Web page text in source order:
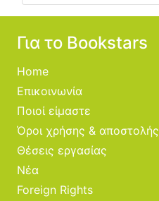
Για το Bookstars
Home
Επικοινωνία
Ποιοί είμαστε
Όροι χρήσης & αποστολής
Θέσεις εργασίας
Νέα
Foreign Rights